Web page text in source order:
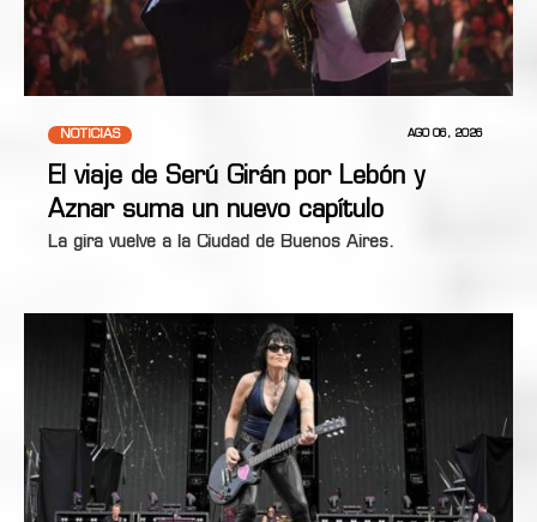
NOTICIAS AGO 06, 2026
El viaje de Serú Girán por Lebón y
Aznar suma un nuevo capítulo
La gira vuelve a la Ciudad de Buenos Aires.